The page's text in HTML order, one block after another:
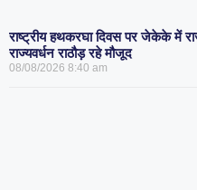
राष्ट्रीय हथकरघा दिवस पर जेकेके में
राज्यवर्धन राठौड़ रहे मौजूद
08/08/2026 8:40 am